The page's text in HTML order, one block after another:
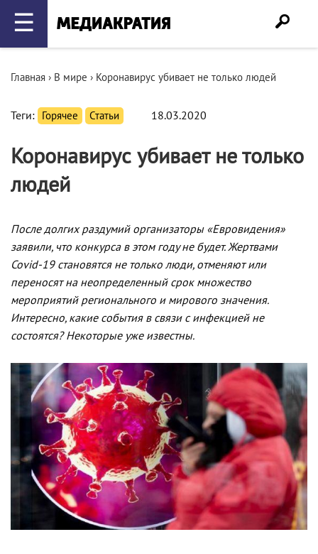
☰
Главная › В мире › Коронавирус убивает не только людей
Теги: Горячее Статьи 18.03.2020
Коронавирус убивает не только
людей
После долгих раздумий организаторы «Евровидения»
заявили, что конкурса в этом году не будет. Жертвами
Covid-19 становятся не только люди, отменяют или
переносят на неопределенный срок множество
мероприятий регионального и мирового значения.
Интересно, какие события в связи с инфекцией не
состоятся? Некоторые уже известны.